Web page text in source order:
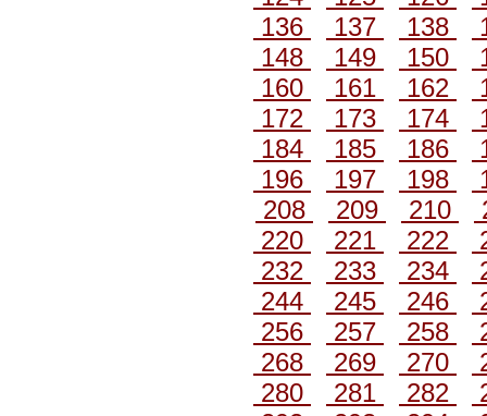
136
137 138
148
149 150
160
161 162
172
173 174
184
185 186
196
197 198
208
209 210
220
221 222
232
233 234
244
245 246
256
257 258
268
269 270
280
281 282